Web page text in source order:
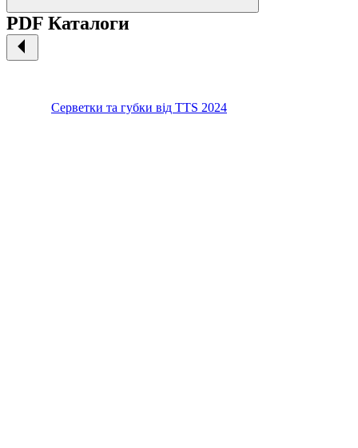
PDF Каталоги
Серветки та губки від TTS 2024